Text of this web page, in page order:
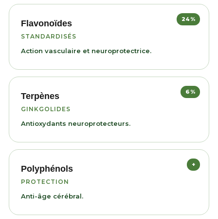
24%
Flavonoïdes
STANDARDISÉS
Action vasculaire et neuroprotectrice.
6%
Terpènes
GINKGOLIDES
Antioxydants neuroprotecteurs.
+
Polyphénols
PROTECTION
Anti-âge cérébral.